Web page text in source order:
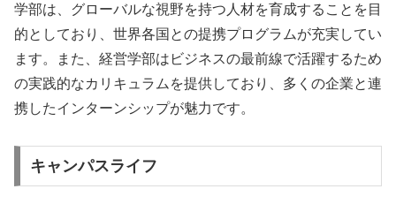
学部は、グローバルな視野を持つ人材を育成することを目
的としており、世界各国との提携プログラムが充実してい
ます。また、経営学部はビジネスの最前線で活躍するため
の実践的なカリキュラムを提供しており、多くの企業と連
携したインターンシップが魅力です。
キャンパスライフ